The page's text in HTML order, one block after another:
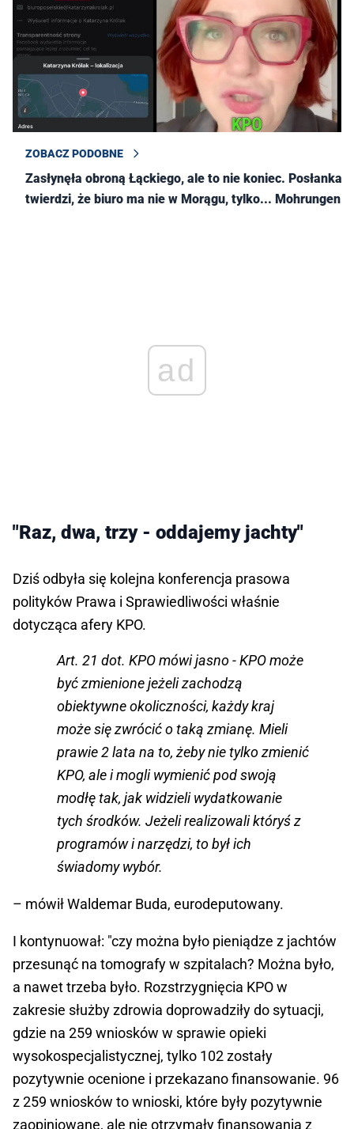
ZOBACZ PODOBNE
Zasłynęła obroną Łąckiego, ale to nie koniec. Posłanka
twierdzi, że biuro ma nie w Morągu, tylko... Mohrungen!
ad
"Raz, dwa, trzy - oddajemy jachty"
Dziś odbyła się kolejna konferencja prasowa
polityków Prawa i Sprawiedliwości właśnie
dotycząca afery KPO.
Art. 21 dot. KPO mówi jasno - KPO może
być zmienione jeżeli zachodzą
obiektywne okoliczności, każdy kraj
może się zwrócić o taką zmianę. Mieli
prawie 2 lata na to, żeby nie tylko zmienić
KPO, ale i mogli wymienić pod swoją
modłę tak, jak widzieli wydatkowanie
tych środków. Jeżeli realizowali któryś z
programów i narzędzi, to był ich
świadomy wybór.
– mówił Waldemar Buda, eurodeputowany.
I kontynuował: "czy można było pieniądze z jachtów
przesunąć na tomografy w szpitalach? Można było,
a nawet trzeba było. Rozstrzygnięcia KPO w
zakresie służby zdrowia doprowadziły do sytuacji,
gdzie na 259 wniosków w sprawie opieki
wysokospecjalistycznej, tylko 102 zostały
pozytywnie ocenione i przekazano finansowanie. 96
z 259 wniosków to wnioski, które były pozytywnie
zaopiniowane, ale nie otrzymały finansowania z